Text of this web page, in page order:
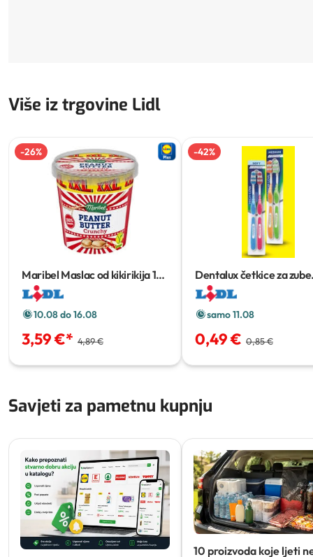
Više iz trgovine Lidl
-26%
Maribel Maslac od kikirikija1
kg
10.08 do 16.08
3,59 €* 4,89 €
-42%
Dentalux četkice za zube
classic 2 kom
samo 11.08
0,49 € 0,85 €
Savjeti za pametnu kupnju
10 proizvoda koje ljeti